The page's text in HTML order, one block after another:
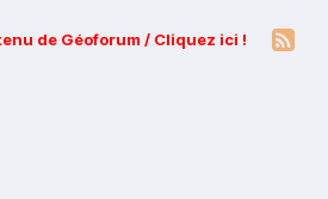
de Géoforum / Cliquez ici !